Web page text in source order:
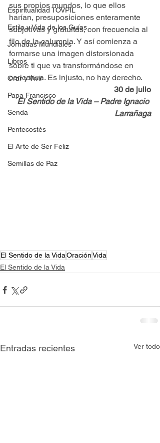
Espiritualidad TOVPIL
Estilo y Vida de los Guías
Jornadas Mundiales
Libros
Orar y Vivir
Papa Francisco
Senda
Pentecostés
El Arte de Ser Feliz
Semillas de Paz
sus propios mundos, lo que ellos
harían, presuposiciones enteramente
subjetivas y gratuitas, con frecuencia al
filo de la calumnia. Y así comienza a
formarse una imagen distorsionada
sobre ti que va transformándose en
caricatura. Es injusto, no hay derecho.
30 de julio
El Sentido de la Vida – Padre Ignacio
Larrañaga
El Sentido de la VidaOraciónVida
El Sentido de la Vida
Entradas recientes Ver todo